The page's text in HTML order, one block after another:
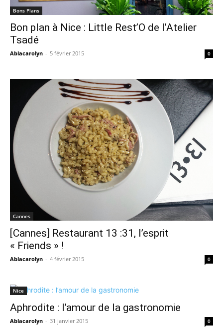
Bons Plans
Bon plan à Nice : Little Rest’O de l’Atelier
Tsadé
Ablacarolyn - 5 février 2015 0
Cannes
[Cannes] Restaurant 13 :31, l’esprit
« Friends » !
Ablacarolyn - 4 février 2015 0
Nice
Aphrodite : l’amour de la gastronomie
Ablacarolyn - 31 janvier 2015 0